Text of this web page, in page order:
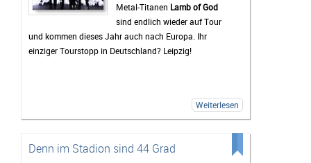
Bands.
Mindestens genauso wichtig wie die Konzerte ist für
viele Gäste das Leben auf dem Campingplatz. Dort
beginnt das Festivalgefühl oft schon lange, bevor die
zwischendurch eine Pause vom Trubel braucht, kann
zu mehr als nur einem Musikfestival.
Metal-Titanen Lamb of God
sind endlich wieder auf Tour
und kommen dieses Jahr auch nach Europa. Ihr
einziger Tourstopp in Deutschland? Leipzig!
Weiterlesen
Denn im Stadion sind 44 Grad